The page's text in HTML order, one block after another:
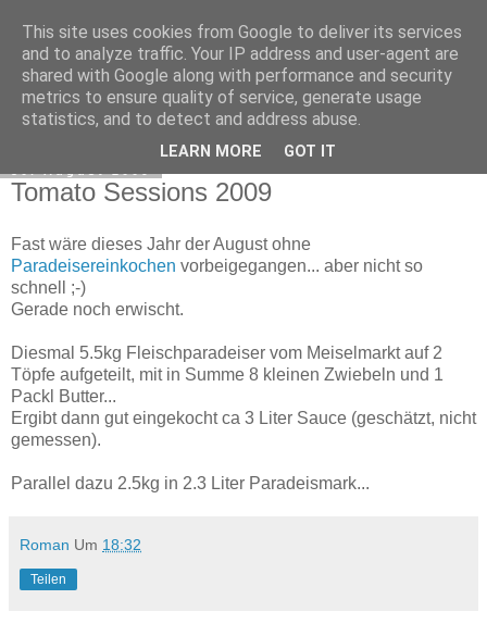
Exec Mampf
Tomato Sessions 2009
Fast wäre dieses Jahr der August ohne
Paradeisereinkochen vorbeigegangen... aber nicht so
schnell ;-)
Gerade noch erwischt.
Diesmal 5.5kg Fleischparadeiser vom Meiselmarkt auf 2
Töpfe aufgeteilt, mit in Summe 8 kleinen Zwiebeln und 1
Packl Butter...
Ergibt dann gut eingekocht ca 3 Liter Sauce (geschätzt, nicht
gemessen).
Parallel dazu 2.5kg in 2.3 Liter Paradeismark...
Roman Um 18:32
Teilen
This site uses cookies from Google to deliver its services
and to analyze traffic. Your IP address and user-agent are
shared with Google along with performance and security
metrics to ensure quality of service, generate usage
statistics, and to detect and address abuse.
LEARN MORE GOT IT